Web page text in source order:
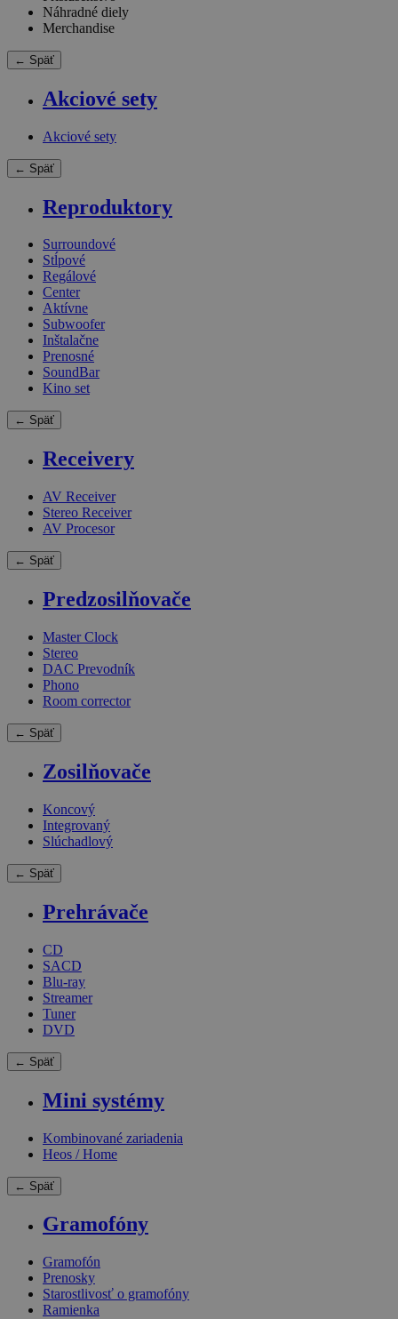
Náhradné diely
Merchandise
← Späť
Akciové sety
Akciové sety
← Späť
Reproduktory
Surroundové
Stĺpové
Regálové
Center
Aktívne
Subwoofer
Inštalačne
Prenosné
SoundBar
Kino set
← Späť
Receivery
AV Receiver
Stereo Receiver
AV Procesor
← Späť
Predzosilňovače
Master Clock
Stereo
DAC Prevodník
Phono
Room corrector
← Späť
Zosilňovače
Koncový
Integrovaný
Slúchadlový
← Späť
Prehrávače
CD
SACD
Blu-ray
Streamer
Tuner
DVD
← Späť
Mini systémy
Kombinované zariadenia
Heos / Home
← Späť
Gramofóny
Gramofón
Prenosky
Starostlivosť o gramofóny
Ramienka